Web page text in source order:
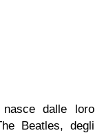
dalle loro
Beatles, degli